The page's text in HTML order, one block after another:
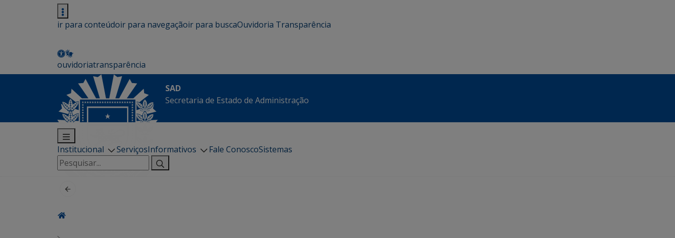
ir para conteúdoir para navegaçãoir para buscaOuvidoria Transparência
ouvidoriatransparência
SAD
Secretaria de Estado de Administração
Institucional ServiçosInformativos Fale ConoscoSistemas
Pesquisar
por: